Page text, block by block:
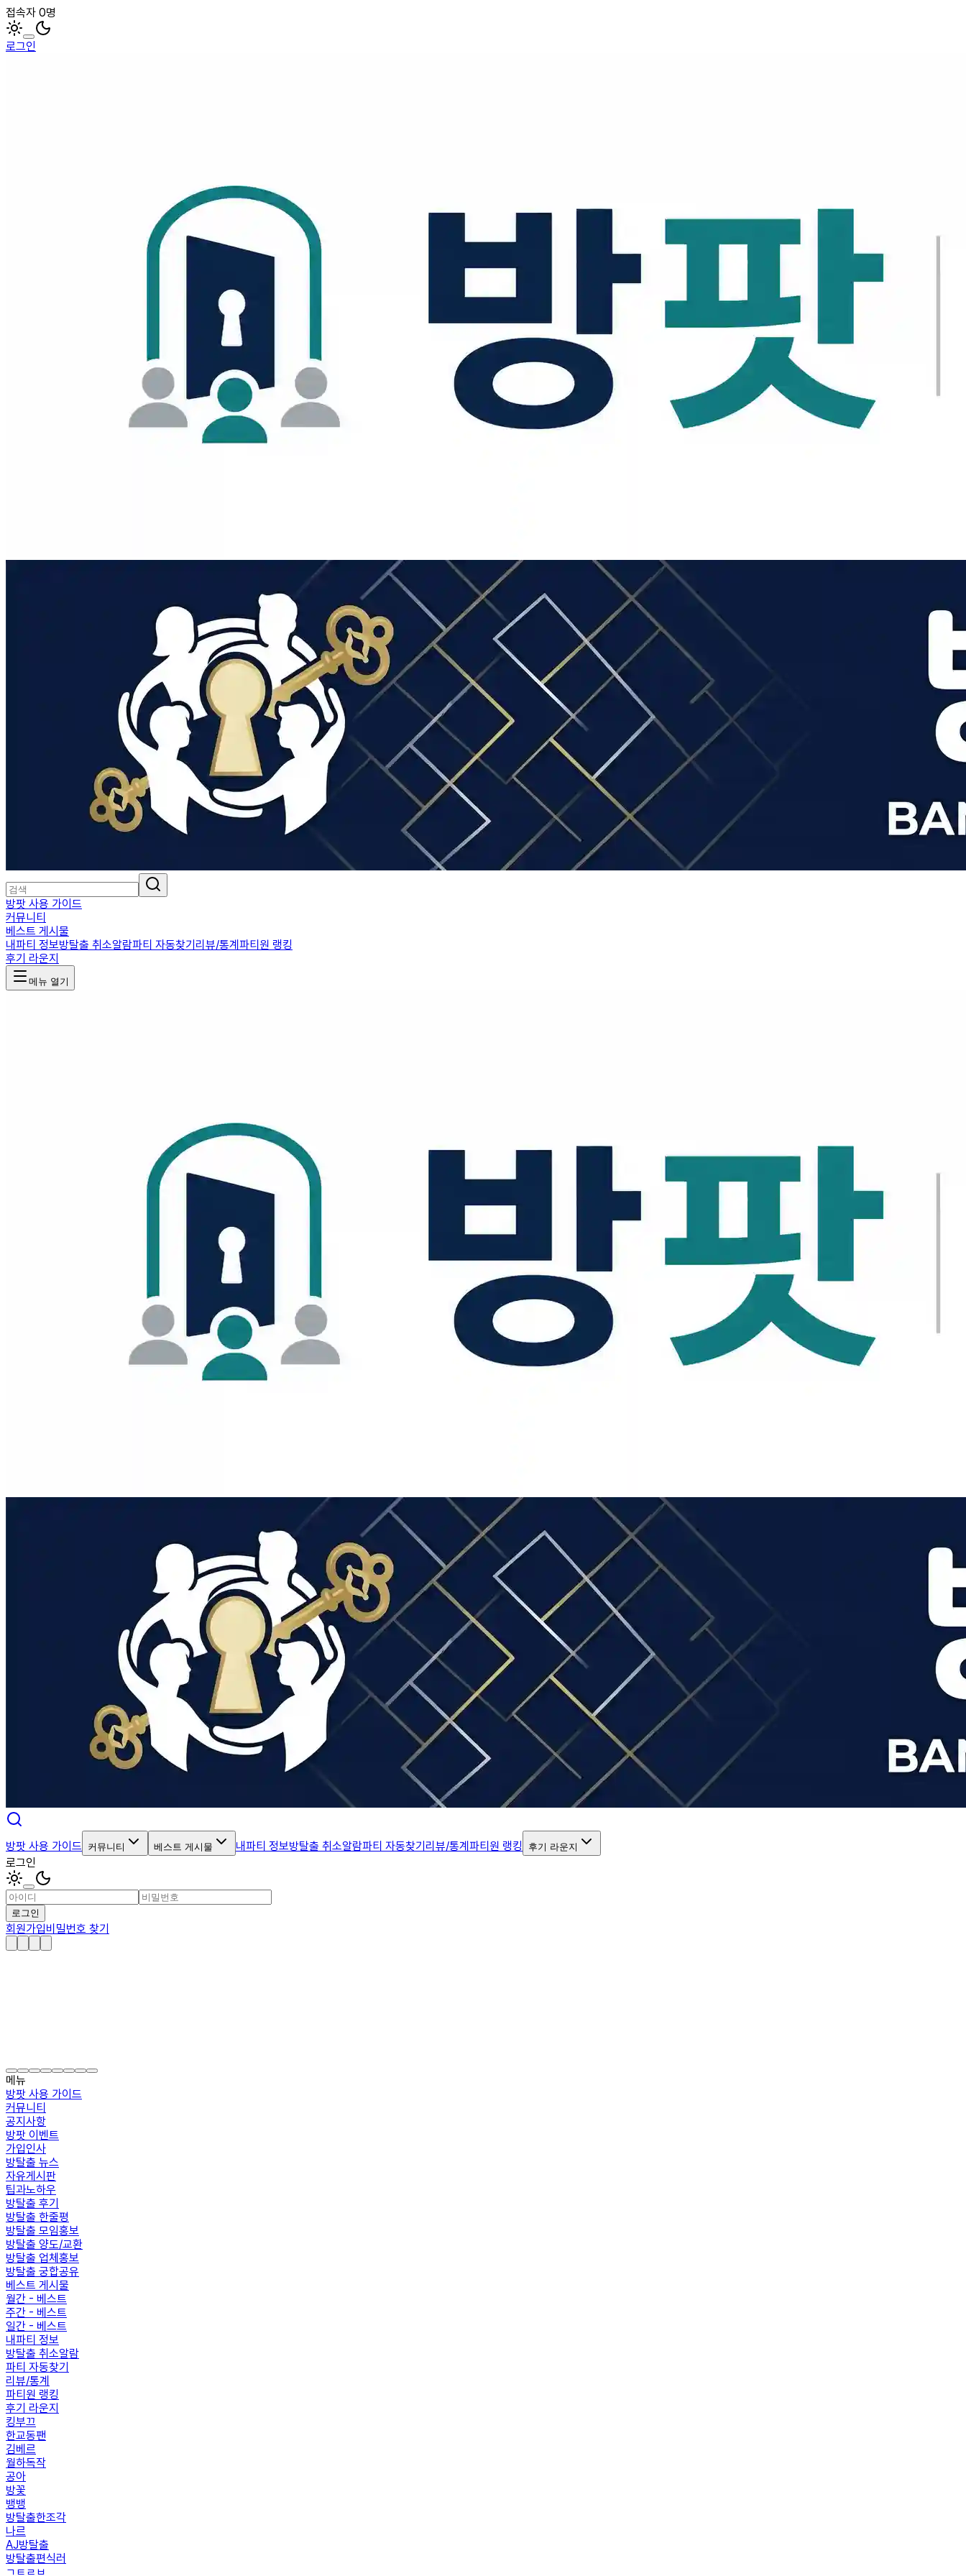
접속자 0명
로그인
방팟 사용 가이드
커뮤니티
베스트 게시물
내파티 정보방탈출 취소알람파티 자동찾기리뷰/통계파티원 랭킹
후기 라운지
메뉴 열기
방팟 사용 가이드 커뮤니티 베스트 게시물 내파티 정보방탈출 취소알람파티 자동찾기리뷰/통계파티원 랭킹 후기 라운지
로그인
로그인
회원가입비밀번호 찾기
메뉴
방팟 사용 가이드
커뮤니티
공지사항
방팟 이벤트
가입인사
방탈출 뉴스
자유게시판
팁과노하우
방탈출 후기
방탈출 한줄평
방탈출 모임홍보
방탈출 양도/교환
방탈출 업체홍보
방탈출 궁합공유
베스트 게시물
월간 - 베스트
주간 - 베스트
일간 - 베스트
내파티 정보
방탈출 취소알람
파티 자동찾기
리뷰/통계
파티원 랭킹
후기 라운지
킹부끄
한교동팬
김베르
월하독작
공아
방꽃
뱅뱅
방탈출한조각
나르
AJ방탈출
방탈출편식러
ㄱㅌㄹㅂ